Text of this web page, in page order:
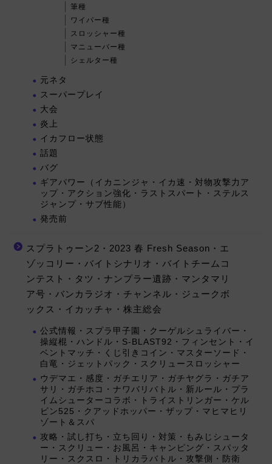
筆種
ワイパー種
スロッシャー種
マニューバー種
シェルター種
元ネタ
スーパープレイ
大会
炎上
イカフロー状態
話題
バグ
ギアパワー（イカニンジャ・イカ速・対物攻撃力ア
ップ・アクション強化・ラストスパート・ステルス
ジャンプ・サブ性能）
発売前
スプラトゥーン2・2023 春 Fresh Season・エ
ゾッコリー・バイトシナリオ・バイトチームコ
ンテスト・タツ・ナンプラー遺跡・マンタマリ
ア号・バンカラジオ・チャンネル・ジュークボ
ックス・イカッチャ・株主総会
公式情報・スプラ甲子園・クーゲルシュライバー・
操縦棍・ハンドル・S-BLAST92・フィンセント・イ
ベントマッチ・くじ引きコイン・マスターソード・
白竜・ジェットパック・スクリュースロッシャー
ウデマエ・感度・ガチエリア・ガチヤグラ・ガチア
サリ・ガチホコ・ナワバリバトル・新ルール・プラ
イムシューターコラボ・トライストリンガー・ケル
ビン525・クアッドホッパー・ザップ・マヒマヒリ
ゾート＆スパ
攻略・試し打ち・立ち回り・対策・もみじシュータ
ー・スクリュー・お風呂・キャンピング・スパッタ
リー・スクスロ・トリカラバトル・攻撃側・防衛